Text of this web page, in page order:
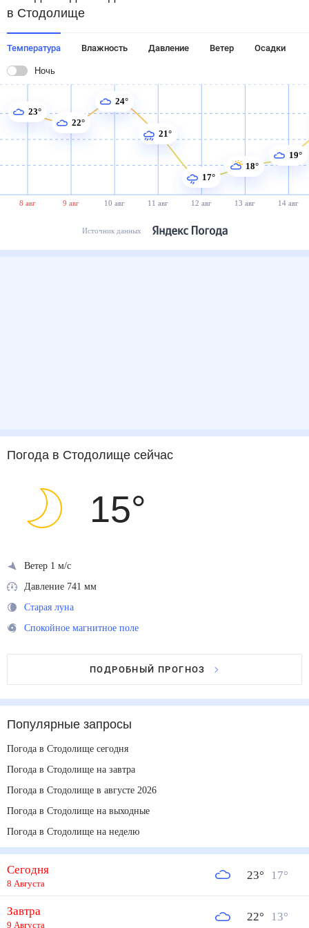
в Стодолище
Температура Влажность Давление Ветер Осадки
Ночь
8 авг 9 авг 10 авг 11 авг 12 авг 13 авг 14 авг
23°
22°
24°
21°
17°
18°
19°
Источник данных
Погода в Стодолищесейчас
15°
Ветер 1 м/с
Давление 741 мм
Старая луна
Спокойное магнитное поле
ПОДРОБНЫЙ ПРОГНОЗ
Популярные запросы
Погода в Стодолище сегодня
Погода в Стодолище на завтра
Погода в Стодолище в августе 2026
Погода в Стодолище на выходные
Погода в Стодолище на неделю
Сегодня
8 Августа
23° 17°
Завтра
9 Августа
22° 13°